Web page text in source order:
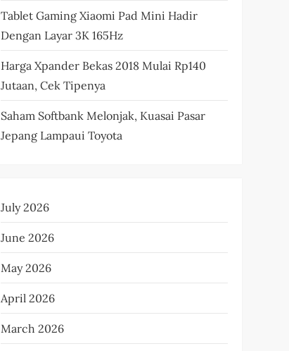
Tablet Gaming Xiaomi Pad Mini Hadir
Dengan Layar 3K 165Hz
Harga Xpander Bekas 2018 Mulai Rp140
Jutaan, Cek Tipenya
Saham Softbank Melonjak, Kuasai Pasar
Jepang Lampaui Toyota
July 2026
June 2026
May 2026
April 2026
March 2026